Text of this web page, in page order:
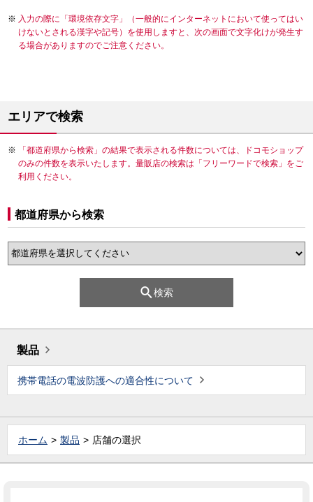
入力の際に「環境依存文字」（一般的にインターネットにおいて使ってはい
けないとされる漢字や記号）を使用しますと、次の画面で文字化けが発生す
る場合がありますのでご注意ください。
エリアで検索
「都道府県から検索」の結果で表示される件数については、ドコモショップ
のみの件数を表示いたします。量販店の検索は「フリーワードで検索」をご
利用ください。
都道府県から検索
検索
製品
携帯電話の電波防護への適合性について
ホーム 製品 店舗の選択